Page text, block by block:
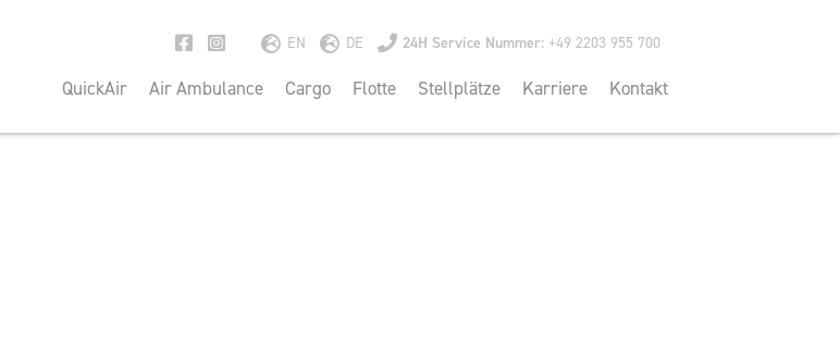
EN DE 24H Service Nummer:+49 2203 955 700
QuickAir Air Ambulance Cargo Flotte Stellplätze Karriere Kontakt